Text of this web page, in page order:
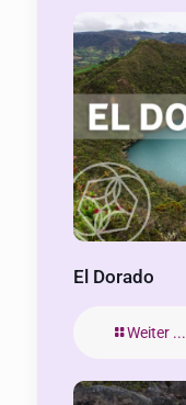
El Dorado
Weiter ...